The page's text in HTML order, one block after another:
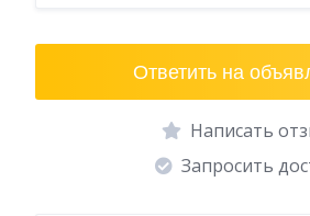
Ответить на
Написать
Запросить